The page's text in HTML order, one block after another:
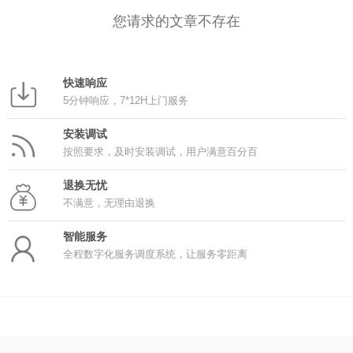
您请求的文章不存在
快速响应
5分钟响应，7*12H上门服务
安装调试
按照要求，及时安装调试，用户满意百分百
退换无忧
不满意，无理由退换
智能服务
全程数字化服务调度系统，让服务零距离